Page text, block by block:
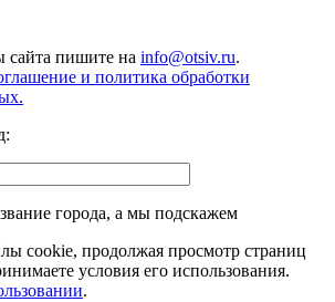
сайта пишите на info@otsiv.ru.
и политика обработки
города, а мы подскажем
cookie, продолжая просмотр страниц
условия его использования.
.